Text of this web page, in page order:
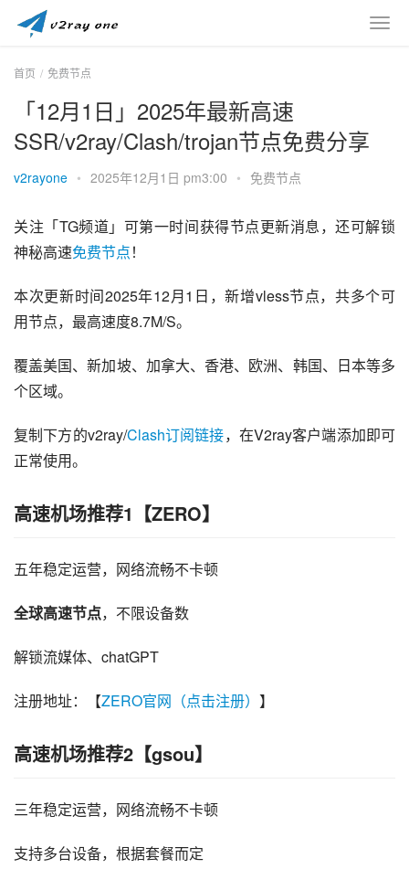
首页 免费节点
「12月1日」2025年最新高速
SSR/v2ray/Clash/trojan节点免费分享
v2rayone • 2025年12月1日 pm3:00 • 免费节点
关注「TG频道」可第一时间获得节点更新消息，还可解锁
神秘高速免费节点！
本次更新时间2025年12月1日，新增vless节点，共多个可
用节点，最高速度8.7M/S。
覆盖美国、新加坡、加拿大、香港、欧洲、韩国、日本等多
个区域。
复制下方的v2ray/Clash订阅链接，在V2ray客户端添加即可
正常使用。
高速机场推荐1【ZERO】
五年稳定运营，网络流畅不卡顿
全球高速节点，不限设备数
解锁流媒体、chatGPT
注册地址：【ZERO官网（点击注册） 】
高速机场推荐2【gsou】
三年稳定运营，网络流畅不卡顿
支持多台设备，根据套餐而定